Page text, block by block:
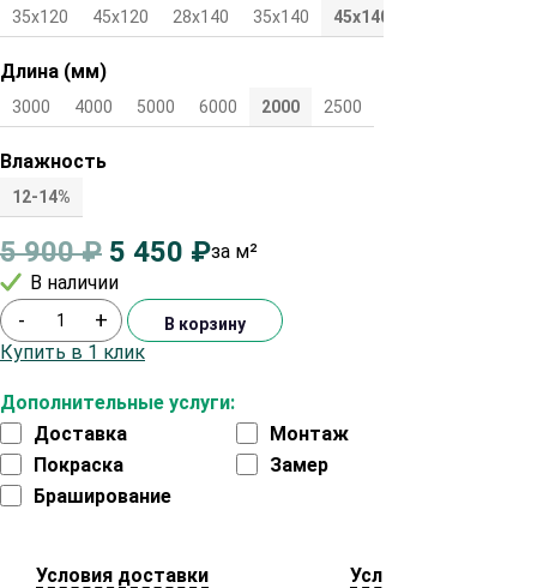
35х120 45х120 28х140 35х140 45х140
Длина (мм)
3000 4000 5000 6000 2000 2500
Влажность
12-14%
5 900₽ 5 450 ₽за м²
В наличии
Дополнительные услуги:
Доставка
Монтаж
Покраска
Замер
Браширование
- + В корзину
Купить в 1 клик
Условия доставки Условия оплаты